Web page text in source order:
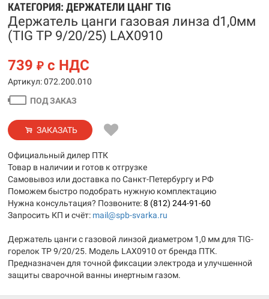
КАТЕГОРИЯ: ДЕРЖАТЕЛИ ЦАНГ TIG
Держатель цанги газовая линза d1,0мм
(TIG TP 9/20/25) LAX0910
739 ₽ с НДС
Артикул: 072.200.010
ПОД ЗАКАЗ
ЗАКАЗАТЬ
Официальный дилер ПТК
Товар в наличии и готов к отгрузке
Самовывоз или доставка по Санкт-Петербургу и РФ
Поможем быстро подобрать нужную комплектацию
Нужна консультация? Позвоните:8 (812) 244-91-60
Запросить КП и счёт: mail@spb-svarka.ru
Держатель цанги с газовой линзой диаметром 1,0 мм для TIG-
горелок TP 9/20/25. Модель LAX0910 от бренда ПТК.
Предназначен для точной фиксации электрода и улучшенной
защиты сварочной ванны инертным газом.